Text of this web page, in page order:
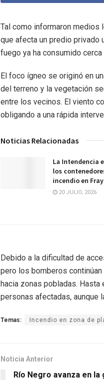
Tal como informaron medios
que afecta un predio privado
fuego ya ha consumido
El foco ígneo se originó en
del terreno y la vegetación
entre los vecinos. El viento
obligando a una rápida
Noticias Relacionadas
La Intendencia
los
incendio en
20 JULIO, 2026
Debido a la dificultad de
pero los bomberos
hacia zonas pobladas. Hasta
personas afectadas, aunque
Temas: Incendio en zona de
Noticia Anterior
Río Negro avanza en la